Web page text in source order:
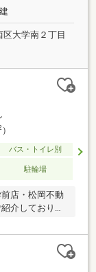
大学南２丁目
）
バス・トイレ別
駐輪場
店・松岡不動
介しておりま